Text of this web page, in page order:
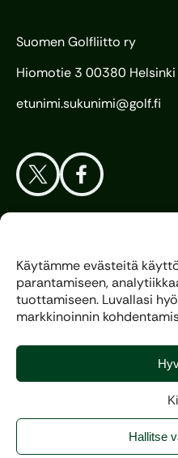
Käytämme evästeitä
parantamiseen,
tuottamiseen. Luvallasi
markkinoinnin
Hallitse
Suomen Golfliitto ry
Hiomotie 3 00380 Helsinki
etunimi.sukunimi@golf.fi
Liitto
Kilpagolf
Copyright 2025, All rights
Evästeasetukset